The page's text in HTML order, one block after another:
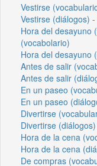
Vestirse
Vestirse (diálogos)
Hora del desayuno
(vocabolario)
Hora del desayuno
Antes de salir
Antes de salir
En un paseo
En un paseo
Divertirse
Divertirse
Hora de la cena
Hora de la cena
De compras